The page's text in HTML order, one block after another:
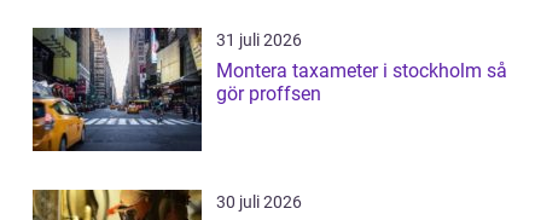
31 juli 2026
Montera taxameter i stockholm så
gör proffsen
30 juli 2026